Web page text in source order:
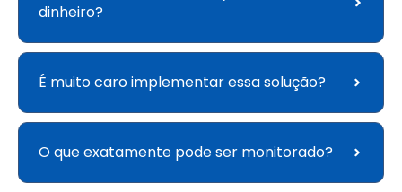
dinheiro?
É muito caro implementar essa solução?
O que exatamente pode ser monitorado?